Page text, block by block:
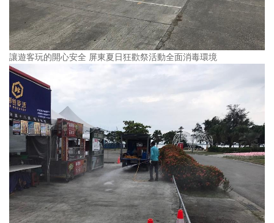
讓遊客玩的開心安全 屏東夏日狂歡祭活動全面消毒環境